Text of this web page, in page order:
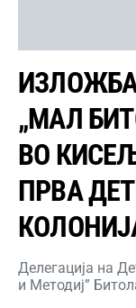
„МАЛ
ВО
ПРВА
Делегација на
и Методиј”